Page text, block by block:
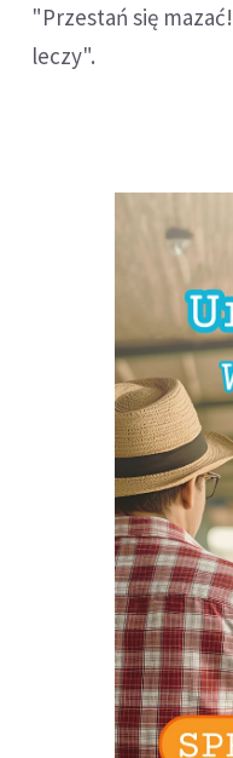
"Przestań się
leczy".